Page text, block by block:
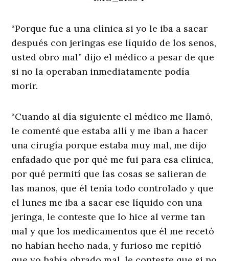
“Porque fue a una clínica si yo le iba a sacar
después con jeringas ese líquido de los senos,
usted obro mal” dijo el médico a pesar de que
si no la operaban inmediatamente podía
morir.
“Cuando al día siguiente el médico me llamó,
le comenté que estaba allí y me iban a hacer
una cirugía porque estaba muy mal, me dijo
enfadado que por qué me fui para esa clínica,
por qué permití que las cosas se salieran de
las manos, que él tenía todo controlado y que
el lunes me iba a sacar ese líquido con una
jeringa, le conteste que lo hice al verme tan
mal y que los medicamentos que él me recetó
no habían hecho nada, y furioso me repitió